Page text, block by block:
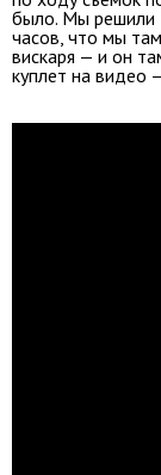
было. Мы решили
часов, что мы
вискаря — и он
куплет на видео